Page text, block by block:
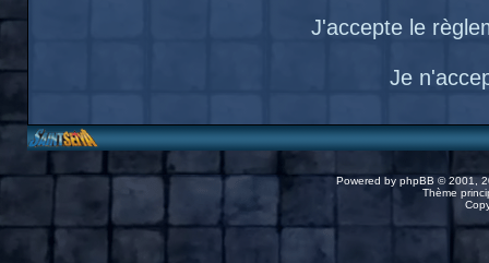
J'accepte le
Je
Powered by phpBB © 2001,
Thème